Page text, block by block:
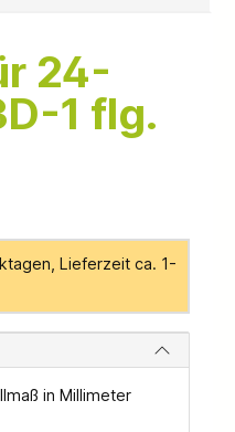
24-
1 flg.
Lieferzeit ca. 1-
in Millimeter